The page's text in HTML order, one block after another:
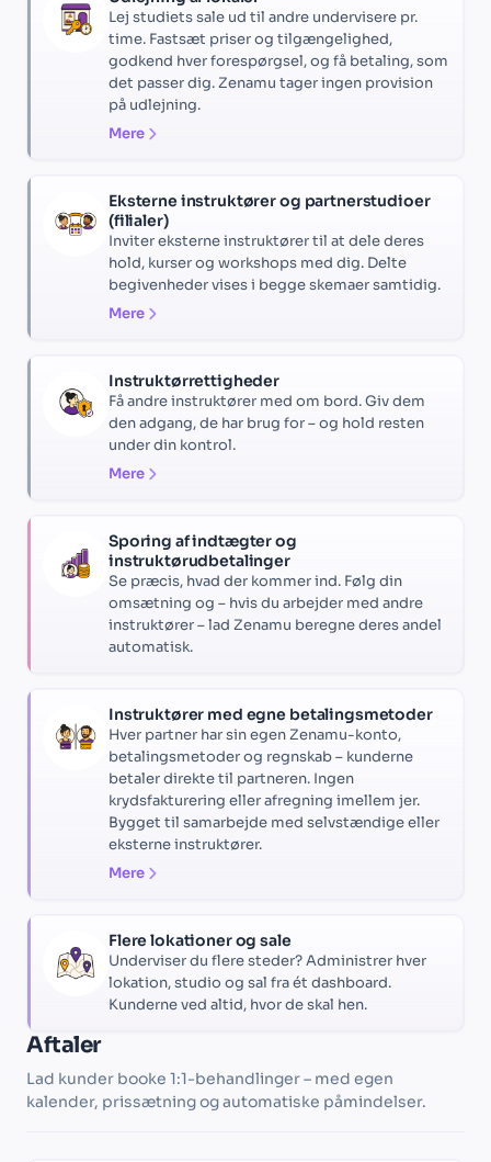
Lej studiets sale ud til andre undervisere pr.
time. Fastsæt priser og tilgængelighed,
godkend hver forespørgsel, og få betaling, som
det passer dig. Zenamu tager ingen provision
på udlejning.
Mere
Eksterne instruktører og partnerstudioer
(filialer)
Inviter eksterne instruktører til at dele deres
hold, kurser og workshops med dig. Delte
begivenheder vises i begge skemaer samtidig.
Mere
Instruktørrettigheder
Få andre instruktører med om bord. Giv dem
den adgang, de har brug for – og hold resten
under din kontrol.
Mere
Sporing af indtægter og
instruktørudbetalinger
Se præcis, hvad der kommer ind. Følg din
omsætning og – hvis du arbejder med andre
instruktører – lad Zenamu beregne deres andel
automatisk.
Instruktører med egne betalingsmetoder
Hver partner har sin egen Zenamu-konto,
betalingsmetoder og regnskab – kunderne
betaler direkte til partneren. Ingen
krydsfakturering eller afregning imellem jer.
Bygget til samarbejde med selvstændige eller
eksterne instruktører.
Mere
Flere lokationer og sale
Underviser du flere steder? Administrer hver
lokation, studio og sal fra ét dashboard.
Kunderne ved altid, hvor de skal hen.
Aftaler
Lad kunder booke 1:1-behandlinger – med egen
kalender, prissætning og automatiske påmindelser.